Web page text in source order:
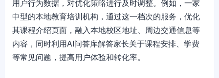
用户行为数据，对优化策略进行及时调整。例如，一家
中型的本地教育培训机构，通过这一档次的服务，优化
其课程介绍页面，融入本地校区地址、周边交通信息等
内容，同时利用AI问答库解答家长关于课程安排、学费
等常见问题，提高用户体验和转化率。